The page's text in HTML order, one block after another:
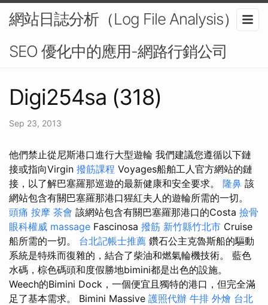
網站日誌分析（Log File Analysis）在
SEO 優化中的應用-網路行銷公司
Digi254sa (318)
Sep 23, 2013
他們禁止從尼斯港口進行大型遊輪 我們建議您遵循以下鏈
接或指向Virgin 撥筋課程 Voyages船舶工人官方網站的鏈
接，以了解巴塞羅那巡遊的最新健康和安全要求。 隆鼻 該
網站包含有關巴塞羅那港口猩紅夫人的遊輪所需的一切。
頭痛 按摩 茶會 該網站包含有關巴塞羅那港口的Costa 撿骨
眼科權威 massage Fascinosa 撥筋 新竹縣竹北市 Cruise
船所需的一切。 台北記帳士推薦 鑽石公主克魯斯船的驅動
系統是特殊而復雜的，結合了柴油和燃氣輪機技術。 藍色
水碼，棕色碼頭和度假勝地bimini都是出色的設施。
Weech的Bimini Dock，一個便宜且獨特的港口，但完全滿
足了基本需求。 Bimini Massive 護照代辦 牛排 外燴 台北